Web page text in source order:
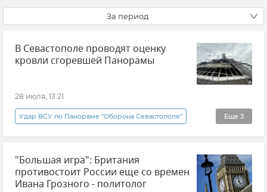
За период
В Севастополе проводят оценку
кровли сгоревшей Панорамы
28 июля, 13:21
Еще 3
Удар ВСУ по Панораме "Оборона Севастополя"
Севастополь Новости Севастополя
Новости Крыма
"Большая игра": Британия
противостоит России еще со времен
Ивана Грозного - политолог